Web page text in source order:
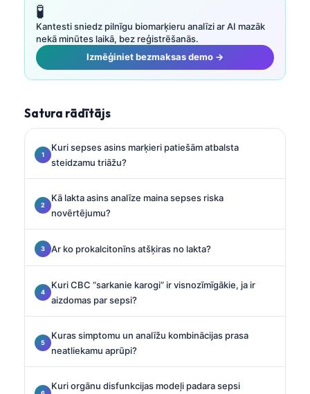
🧪
Kantesti sniedz pilnīgu biomarķieru analīzi ar AI mazāk
nekā minūtes laikā, bez reģistrēšanās.
Izmēģiniet bezmaksas demo →
Satura rādītājs
Kuri sepses asins marķieri patiešām atbalsta
steidzamu triāžu?
Kā lakta asins analīze maina sepses riska
novērtējumu?
Ar ko prokalcitonīns atšķiras no lakta?
Kuri CBC “sarkanie karogi” ir visnozīmīgākie, ja ir
aizdomas par sepsi?
Kuras simptomu un analīžu kombinācijas prasa
neatliekamu aprūpi?
Kuri orgānu disfunkcijas modeļi padara sepsi